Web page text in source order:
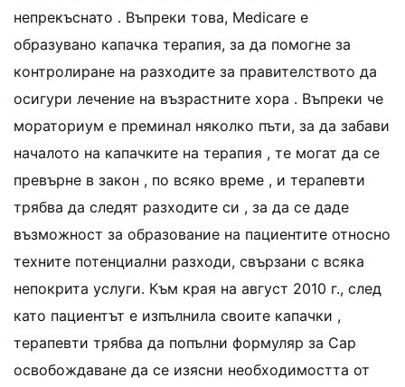
непрекъснато . Въпреки това, Medicare е
образувано капачка терапия, за да помогне за
контролиране на разходите за правителството да
осигури лечение на възрастните хора . Въпреки че
мораториум е преминал няколко пъти, за да забави
началото на капачките на терапия , те могат да се
превърне в закон , по всяко време , и терапевти
трябва да следят разходите си , за да се даде
възможност за образование на пациентите относно
техните потенциални разходи, свързани с всяка
непокрита услуги. Към края на август 2010 г., след
като пациентът е изпълнила своите капачки ,
терапевти трябва да попълни формуляр за Cap
освобождаване да се изясни необходимостта от